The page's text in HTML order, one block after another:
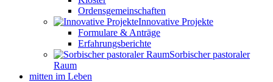
Ordensgemeinschaften
Innovative Projekte
Formulare & Anträge
Erfahrungsberichte
Sorbischer pastoraler
Raum
mitten im Leben